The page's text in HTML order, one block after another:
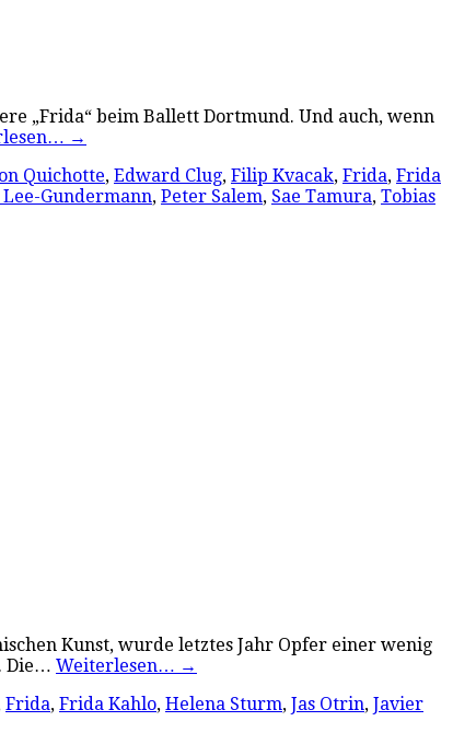
„Frida“ beim Ballett Dortmund. Und auch, wenn
→
Quichotte, Edward Clug, Filip Kvacak, Frida, Frida
Gundermann, Peter Salem, Sae Tamura, Tobias
Kunst, wurde letztes Jahr Opfer einer wenig
Die… Weiterlesen… →
Frida, Frida Kahlo, Helena Sturm, Jas Otrin, Javier